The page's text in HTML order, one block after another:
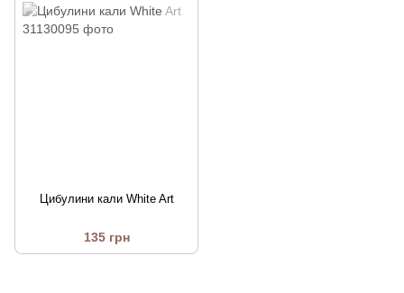
Цибулини кали White Art
135 грн